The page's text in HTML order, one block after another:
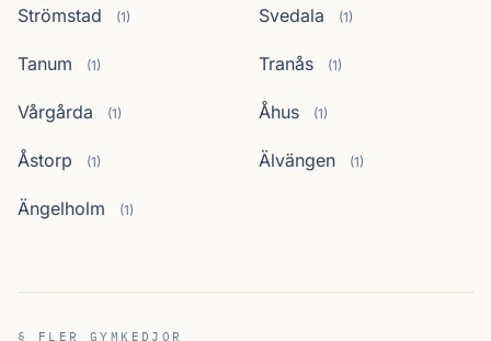
Strömstad (1) Svedala (1)
Tanum (1) Tranås (1)
Vårgårda (1) Åhus (1)
Åstorp (1) Älvängen (1)
Ängelholm (1)
§ FLER GYMKEDJOR